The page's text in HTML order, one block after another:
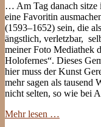
… Am Tag danach sitze
eine Favoritin
(1593–1652) sein, die
ängstlich, verletzbar,
meiner Foto Mediathek
Holofernes“. Dieses
hier muss der Kunst
mehr sagen als tausend
nicht selten, so wie bei
Mehr lesen …